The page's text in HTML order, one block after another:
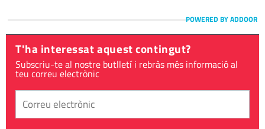
POWERED BY ADDOOR
T'ha interessat aquest contingut?
Subscriu-te al nostre butlletí i rebràs més informació al
teu correu electrònic